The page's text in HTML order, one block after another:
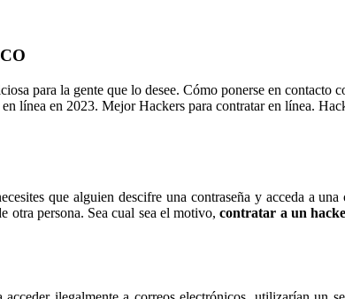
para la gente que lo desee. Cómo ponerse en contacto
línea en 2023. Mejor Hackers para contratar en línea.
que alguien descifre una contraseña y acceda a
otra persona. Sea cual sea el motivo,contratar a un